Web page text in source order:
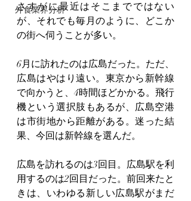
外食業界分析
さすがに最近はそこまでではない
が、それでも毎月のように、どこか
の街へ伺うことが多い。
6月に訪れたのは広島だった。ただ、
広島はやはり遠い。東京から新幹線
で向かうと、4時間ほどかかる。飛行
機という選択肢もあるが、広島空港
は市街地から距離がある。迷った結
果、今回は新幹線を選んだ。
広島を訪れるのは3回目。広島駅を利
用するのは2回目だった。前回来たと
きは、いわゆる新しい広島駅がまだ